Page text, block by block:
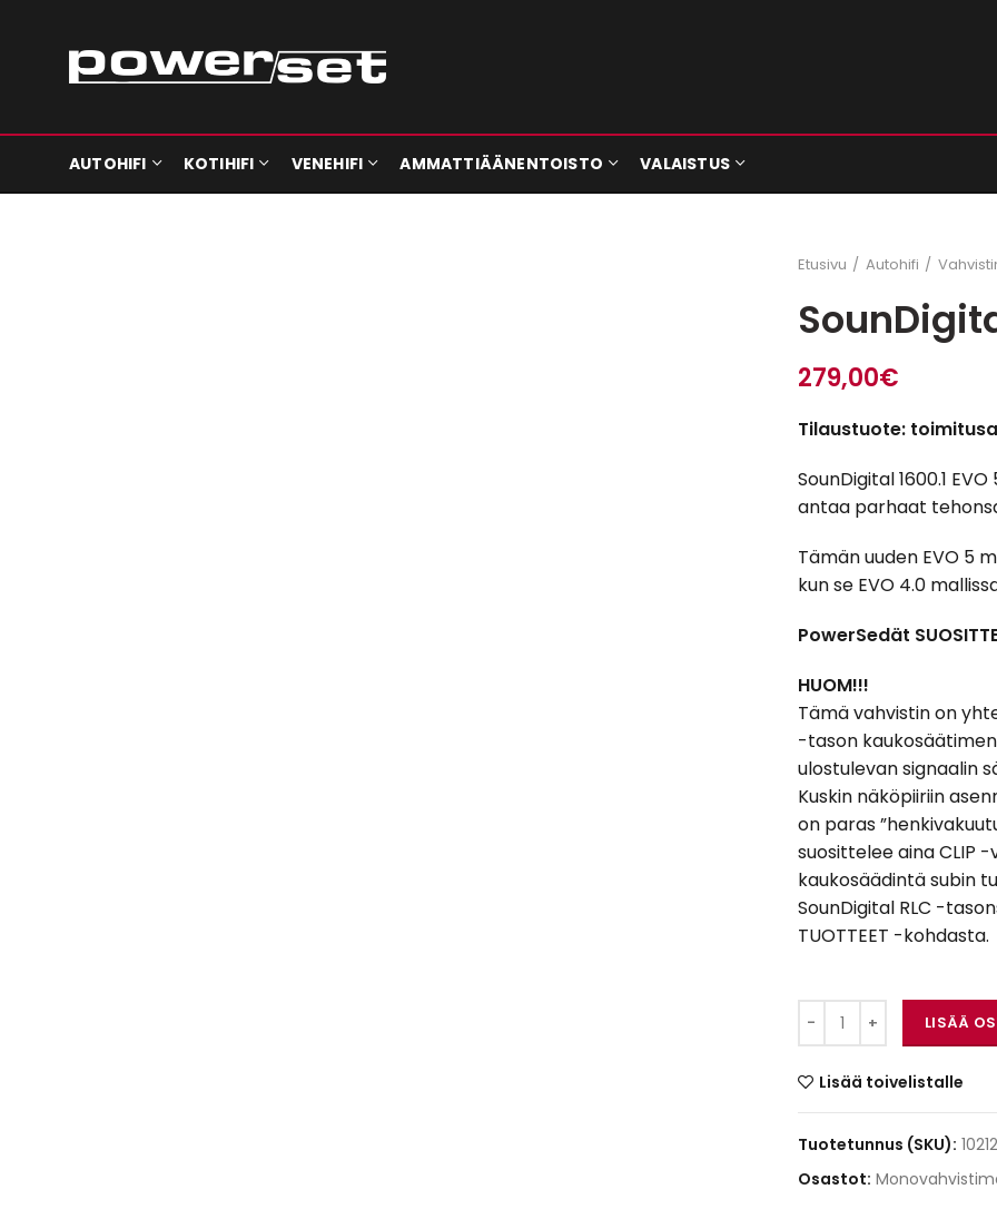
AUTOHIFI KOTIHIFI VENEHIFI AMMATTIÄÄNENTOISTO VALAISTUS
Etusivu Autohifi
279,00€
Tilaustuote:
SounDigital 1600.1
antaa parhaat
Tämän uuden EVO 5
kun se EVO 4.0
PowerSedät
HUOM!!!
Tämä vahvistin on
-tason
ulostulevan signaalin
Kuskin näköpiiriin
on paras
suosittelee aina CLIP
kaukosäädintä subin
SounDigital RLC -
TUOTTEET -kohdasta.
SounDigital 1600.1
LISÄÄ
Lisää toivelistalle
Tuotetunnus (SKU):
Osastot: